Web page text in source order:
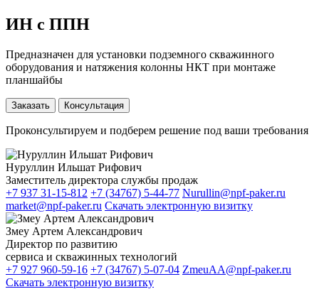
ИН с ППН
Предназначен для установки подземного скважинного
оборудования и натяжения колонны НКТ при монтаже
планшайбы
Заказать Консультация
Проконсультируем и подберем решение под ваши требования
Нуруллин Ильшат Рифович
Заместитель директора службы продаж
+7 937 31-15-812 +7 (34767) 5-44-77 Nurullin@npf-paker.ru
market@npf-paker.ru Скачать электронную визитку
Змеу Артем Александрович
Директор по развитию
сервиса и скважинных технологий
+7 927 960-59-16 +7 (34767) 5-07-04 ZmeuAA@npf-paker.ru
Скачать электронную визитку